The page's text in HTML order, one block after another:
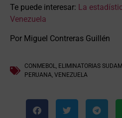
Te puede interesar: La
Venezuela
Por Miguel Contreras Guillén
CONMEBOL, ELIMINATORIAS
PERUANA, VENEZUELA